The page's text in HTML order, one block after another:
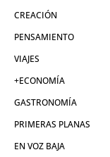
CREACIÓN
PENSAMIENTO
VIAJES
+ECONOMÍA
GASTRONOMÍA
PRIMERAS PLANAS
EN VOZ BAJA